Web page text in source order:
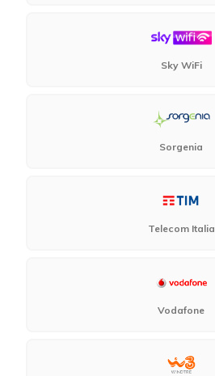
Sky WiFi
Sorgenia
Telecom Italia
Vodafone